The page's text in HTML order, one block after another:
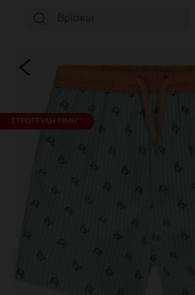
ΣΤΡΟΓΓΥΛΗ ΤΙΜΗ**